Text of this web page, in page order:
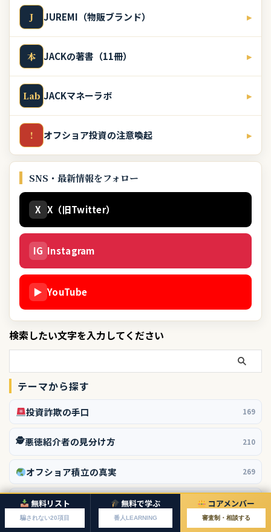
J JUREMI（物販ブランド） ▸
本 JACKの著書（11冊） ▸
Lab JACKマネーラボ ▸
! オフショア投資の注意喚起 ▸
SNS・最新情報をフォロー
X X（旧Twitter）
IG Instagram
▶ YouTube
検索したい文字を入力してください
テーマから探す
投資詐欺の手口 169
🕵️悪徳紹介者の見分け方 210
オフショア積立の真実 269
副業で稼ぐ 109
コアメンバー 149
無料リスト
騙されない20項目
無料で学ぶ
番人LEARNING
コアメンバー
審査制・相談する